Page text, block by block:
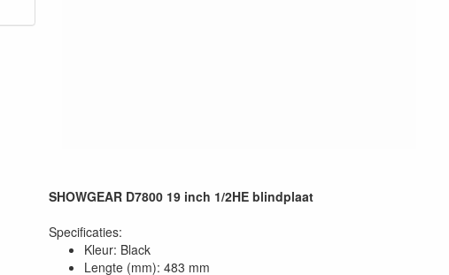
SHOWGEAR D7800 19 inch 1/2HE blindplaat
Specificaties:
Kleur: Black
Lengte (mm): 483 mm